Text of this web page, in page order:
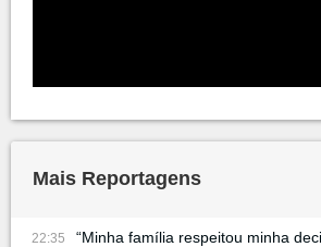
Mais Reportagens
22:35
“Minha família respeitou minha